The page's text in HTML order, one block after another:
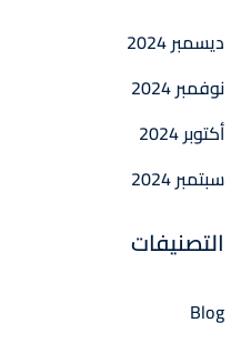
ديسمبر 2024
نوفمبر 2024
أكتوبر 2024
سبتمبر 2024
التصنيفات
Blog